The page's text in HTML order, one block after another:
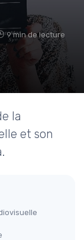
9 min de lecture
la
et son
les emails